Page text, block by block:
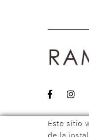
Este sitio
de la